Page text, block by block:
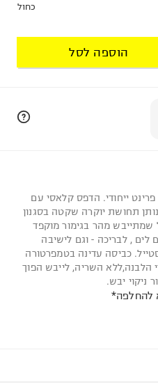
כחול
הוספה לסל
ייחודי. הדפס קלאסי עם
תחושת יוקרה שקטה בסגנון
שמתייבש מהר בגימור מוקפד
לים , לבריכה - וגם לישיבה
כביסה עדינה בטמפרטורה
חומרי הלבנה,ללא השריה, לייבש הפוך
ניקוי יבש.
להחלפה*